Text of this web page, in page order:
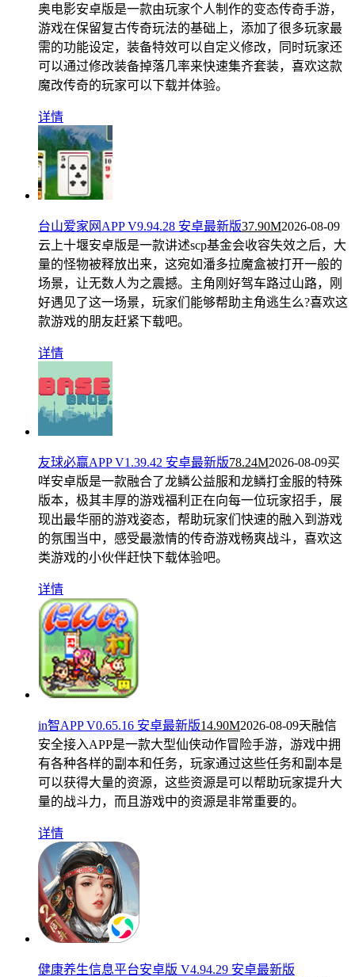
奥电影安卓版是一款由玩家个人制作的变态传奇手游，
游戏在保留复古传奇玩法的基础上，添加了很多玩家最
需的功能设定，装备特效可以自定义修改，同时玩家还
可以通过修改装备掉落几率来快速集齐套装，喜欢这款
魔改传奇的玩家可以下载并体验。
详情
台山爱家网APP V9.94.28 安卓最新版37.90M2026-08-09
云上十堰安卓版是一款讲述scp基金会收容失效之后，大
量的怪物被释放出来，这宛如潘多拉魔盒被打开一般的
场景，让无数人为之震撼。主角刚好驾车路过山路，刚
好遇见了这一场景，玩家们能够帮助主角逃生么?喜欢这
款游戏的朋友赶紧下载吧。
详情
友球必赢APP V1.39.42 安卓最新版78.24M2026-08-09买
咩安卓版是一款融合了龙鳞公益服和龙鳞打金服的特殊
版本，极其丰厚的游戏福利正在向每一位玩家招手，展
现出最华丽的游戏姿态，帮助玩家们快速的融入到游戏
的氛围当中，感受最激情的传奇游戏畅爽战斗，喜欢这
类游戏的小伙伴赶快下载体验吧。
详情
in智APP V0.65.16 安卓最新版14.90M2026-08-09天融信
安全接入APP是一款大型仙侠动作冒险手游，游戏中拥
有各种各样的副本和任务，玩家通过这些任务和副本是
可以获得大量的资源，这些资源是可以帮助玩家提升大
量的战斗力，而且游戏中的资源是非常重要的。
详情
健康养生信息平台安卓版 V4.94.29 安卓最新版